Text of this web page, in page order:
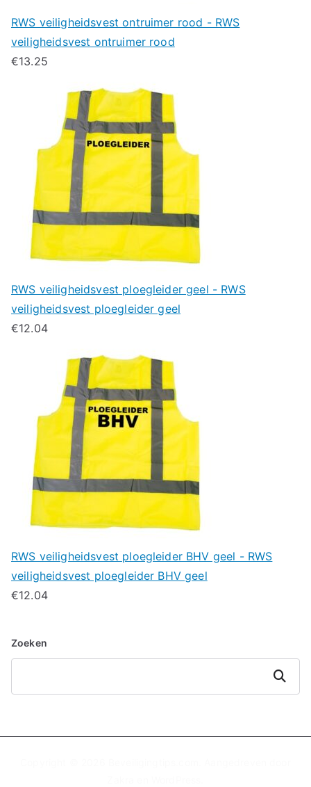
RWS veiligheidsvest ontruimer rood - RWS
veiligheidsvest ontruimer rood
€13.25
RWS veiligheidsvest ploegleider geel - RWS
veiligheidsvest ploegleider geel
€12.04
RWS veiligheidsvest ploegleider BHV geel - RWS
veiligheidsvest ploegleider BHV geel
€12.04
Zoeken
Zoeken